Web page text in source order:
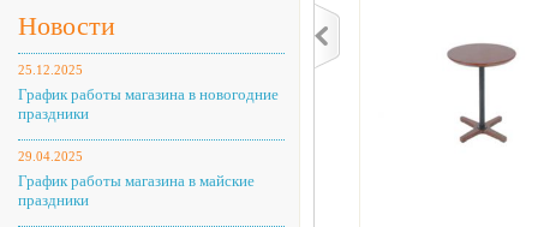
Новости
25.12.2025
График работы магазина в новогодние
праздники
29.04.2025
График работы магазина в майские
праздники